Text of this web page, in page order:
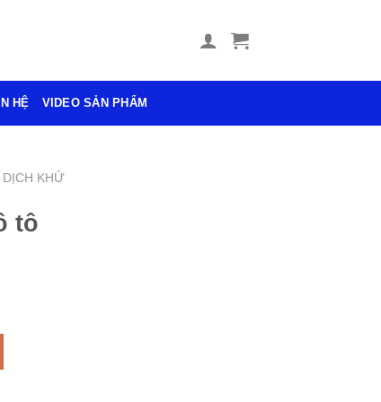
HỆ VIDEO SẢN PHẨM
DỊCH KHỬ
tô